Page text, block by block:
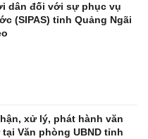
dân đối với sự phục vụ
(SIPAS) tỉnh Quảng Ngãi
xử lý, phát hành văn
Văn phòng UBND tỉnh